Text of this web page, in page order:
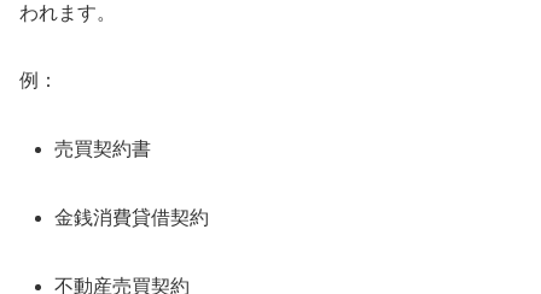
われます。
例：
売買契約書
金銭消費貸借契約
不動産売買契約